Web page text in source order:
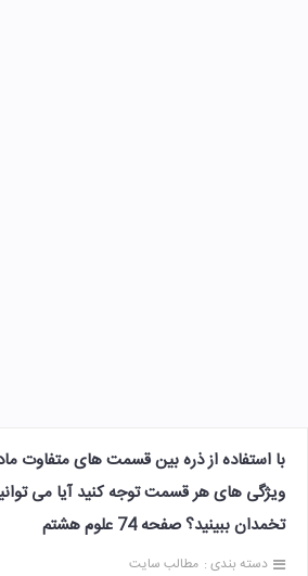
با استفاده از ذره بین قسمت های متفاوت
ویژگی های هر قسمت توجه کنید آیا می
تخمدان ببینید؟ صفحه 74 علوم هشتم
دسته بندی : مطالب سایت